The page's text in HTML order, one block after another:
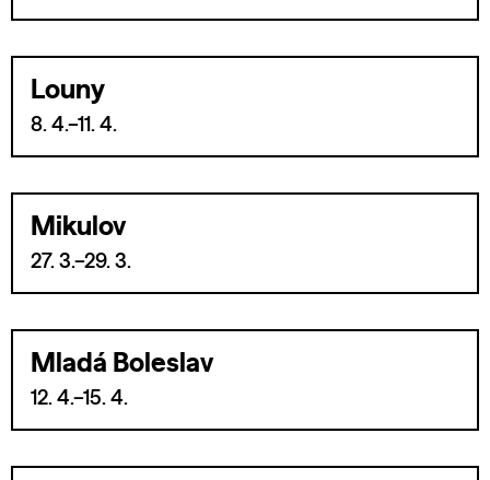
Louny
8. 4.–11. 4.
Mikulov
27. 3.–29. 3.
Mladá Boleslav
12. 4.–15. 4.